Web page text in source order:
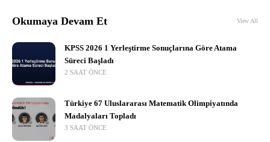
Okumaya Devam Et View All
KPSS 2026 1 Yerleştirme Sonuçlarına Göre Atama
Süreci Başladı
2 SAAT ÖNCE
Türkiye 67 Uluslararası Matematik Olimpiyatında
Madalyaları Topladı
3 SAAT ÖNCE